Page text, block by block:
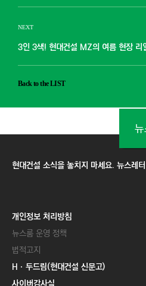
NEXT
3인 3색! 현대건설 MZ의 여름 현장 리
Back to the LIST
현대건설 소식을 놓치지 마세요. 뉴스레
개인정보 처리방침
뉴스룸 운영 정책
법적고지
Hㆍ두드림(현대건설 신문고)